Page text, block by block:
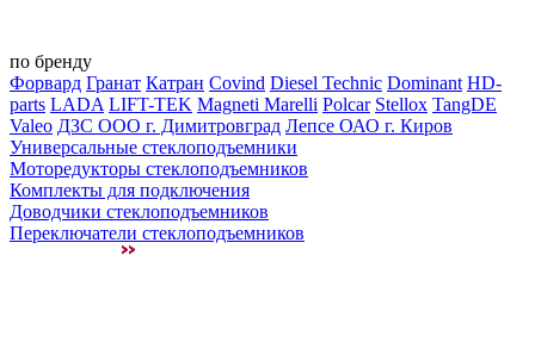
по бренду
Форвард Гранат Катран Covind Diesel Technic Dominant HD-
parts LADA LIFT-TEK Magneti Marelli Polcar Stellox TangDE
Valeo ДЗС ООО г. Димитровград Лепсе ОАО г. Киров
Универсальные стеклоподъемники
Моторедукторы стеклоподъемников
Комплекты для подключения
Доводчики стеклоподъемников
Переключатели стеклоподъемников